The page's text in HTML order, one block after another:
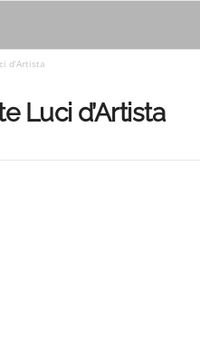
d’Artista
Luci d’Artista